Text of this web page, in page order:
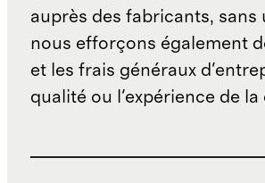
auprès des fabricants,
nous efforçons également
et les frais généraux
qualité ou l'expérience de la